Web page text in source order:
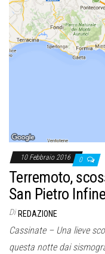
10 Febbraio 2016 0
Terremoto,
San Pietro
Di REDAZIONE
Cassinate – Una lieve
questa notte dai